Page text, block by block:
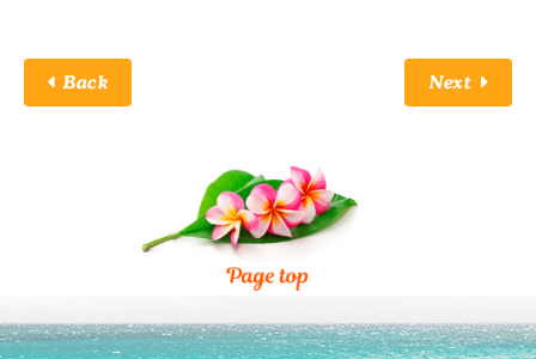
Back Next